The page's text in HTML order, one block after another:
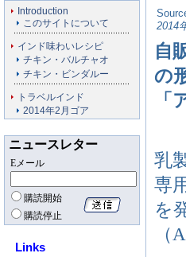
Introduction
このサイトについて
インド味わいレシピ
チキン・バルチャオ
チキン・ビンダルー
トラベルインド
2014年2月ゴア
ニュースレター
Eメール
購読開始
購読停止
Links
2014
自
の
「
乳
専
を
（